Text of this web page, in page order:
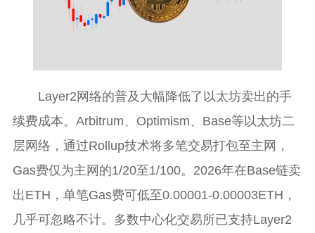
Layer2网络的普及大幅降低了以太坊卖出的手
续费成本。Arbitrum、Optimism、Base等以太坊二
层网络，通过Rollup技术将多笔交易打包至主网，
Gas费仅为主网的1/20至1/100。2026年在Base链卖
出ETH，单笔Gas费可低至0.00001-0.00003ETH，
几乎可忽略不计。多数中心化交易所已支持Layer2